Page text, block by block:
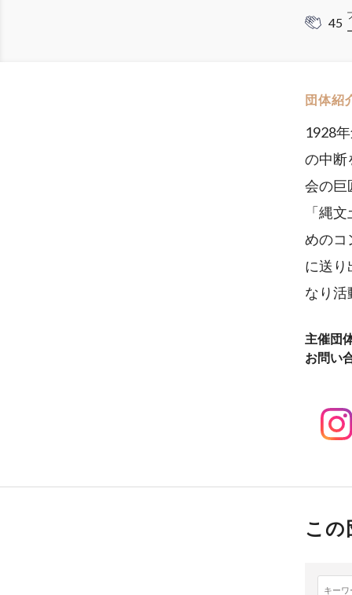
45
団体紹
1928
の中断
会の巨
「縄
めのコ
に送り
なり活
主催団
お問い
この
キーワ